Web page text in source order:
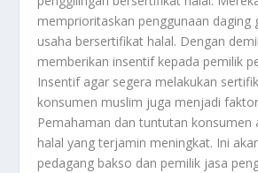
memprioritaskan penggunaan daging
usaha bersertifikat halal. Dengan
memberikan insentif kepada pemilik
Insentif agar segera melakukan
konsumen muslim juga menjadi
Pemahaman dan tuntutan konsumen
halal yang terjamin meningkat. Ini
pedagang bakso dan pemilik jasa